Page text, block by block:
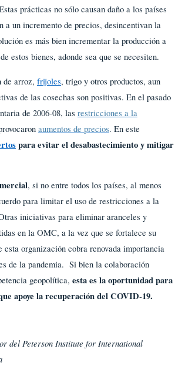
prácticas no sólo causan daño a los países
a un incremento de precios, desincentivan la
es más bien incrementar la producción a
estos bienes, adonde sea que se necesiten.
de arroz, frijoles, trigo y otros productos, aun
de las cosechas son positivas. En el pasado
de 2006-08, las restricciones a la
aumentos de precios. En este
para evitar el desabastecimiento y mitigar
, si no entre todos los países, al menos
para limitar el uso de restricciones a la
iniciativas para eliminar aranceles y
en la OMC, a la vez que se fortalece su
organización cobra renovada importancia
de la pandemia. Si bien la colaboración
geopolítica, esta es la oportunidad para
apoye la recuperación del COVID-19.
del Peterson Institute for International